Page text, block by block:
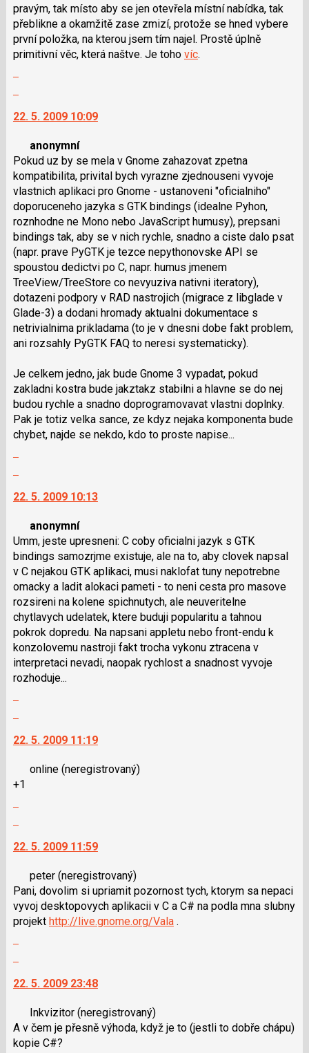
i
klávesy
N
pro
pro
nový
názor
pravým, tak místo aby se jen otevřela místní nabídka, tak
přeblikne a okamžitě zase zmizí, protože se hned vybere
první položka, na kterou jsem tím najel. Prostě úplně
primitivní věc, která naštve. Je toho víc.
další
názor.
K
navigaci
lze
použít
i
klávesy
N
pro
následující
a
P
pro
předchozí
názor
22. 5. 2009 10:09
anonymní
Pokud uz by se mela v Gnome zahazovat zpetna
kompatibilita, privital bych vyrazne zjednouseni vyvoje
vlastnich aplikaci pro Gnome - ustanoveni "oficialniho"
doporuceneho jazyka s GTK bindings (idealne Pyhon,
roznhodne ne Mono nebo JavaScript humusy), prepsani
bindings tak, aby se v nich rychle, snadno a ciste dalo psat
(napr. prave PyGTK je tezce nepythonovske API se
spoustou dedictvi po C, napr. humus jmenem
TreeView/TreeStore co nevyuziva nativni iteratory),
dotazeni podpory v RAD nastrojich (migrace z libglade v
Glade-3) a dodani hromady aktualni dokumentace s
netrivialnima prikladama (to je v dnesni dobe fakt problem,
ani rozsahly PyGTK FAQ to neresi systematicky).
Je celkem jedno, jak bude Gnome 3 vypadat, pokud
zakladni kostra bude jakztakz stabilni a hlavne se do nej
budou rychle a snadno doprogramovavat vlastni doplnky.
Pak je totiz velka sance, ze kdyz nejaka komponenta bude
chybet, najde se nekdo, kdo to proste napise...
další
názor.
K
navigaci
lze
použít
i
klávesy
N
pro
následující
a
nový
22. 5. 2009 10:13
anonymní
Umm, jeste upresneni: C coby oficialni jazyk s GTK
bindings samozrjme existuje, ale na to, aby clovek napsal
v C nejakou GTK aplikaci, musi naklofat tuny nepotrebne
omacky a ladit alokaci pameti - to neni cesta pro masove
rozsireni na kolene spichnutych, ale neuveritelne
chytlavych udelatek, ktere buduji popularitu a tahnou
pokrok dopredu. Na napsani appletu nebo front-endu k
konzolovemu nastroji fakt trocha vykonu ztracena v
interpretaci nevadi, naopak rychlost a snadnost vyvoje
rozhoduje...
další
názor.
i
N
pro
následující
a
nový
22. 5. 2009 11:19
online (neregistrovaný)
+1
další
názor.
K
navigaci
lze
N
následující
a
P
22. 5. 2009 11:59
peter (neregistrovaný)
Pani, dovolim si upriamit pozornost tych, ktorym sa nepaci
vyvoj desktopovych aplikacii v C a C# na podla mna slubny
projekt http://live.gnome.org/Vala.
další
názor.
K
navigaci
22. 5. 2009 23:48
Inkvizitor (neregistrovaný)
A v čem je přesně výhoda, když je to (jestli to dobře chápu)
kopie C#?